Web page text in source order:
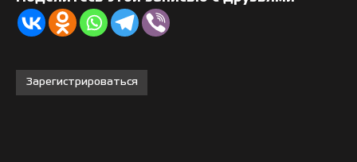
Зарегистрироваться